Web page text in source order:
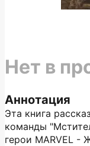
Аннотация
Эта книга
команды
герои MARVEL -
Нет в